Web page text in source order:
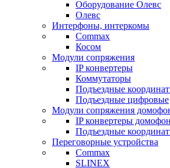
Оборудование Олевс
Олевс
Интерфоны, интеркомы
Commax
Косом
Модули сопряжения
IP конвертеры
Коммутаторы
Подъездные
Подъездные цифровые
Модули сопряжения
IP конвертеры
Подъездные
Переговорные устройства
Commax
SLINEX